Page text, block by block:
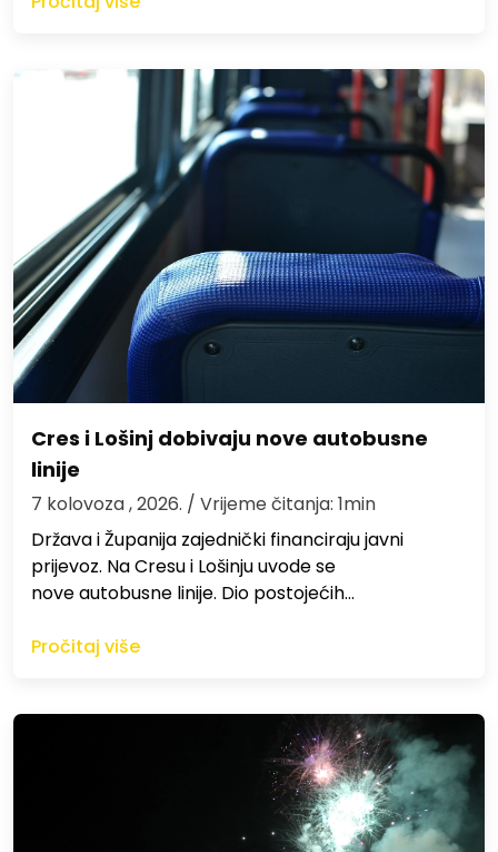
Cres i Lošinj dobivaju nove autobusne
linije
7 kolovoza , 2026. / Vrijeme čitanja: 1min
Država i Županija zajednički financiraju javni
prijevoz. Na Cresu i Lošinju uvode se
nove autobusne linije. Dio postojećih…
Pročitaj više